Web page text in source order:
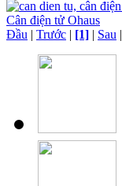
Cân điện tử Ohaus
Đầu | Trước | [1] | Sau |